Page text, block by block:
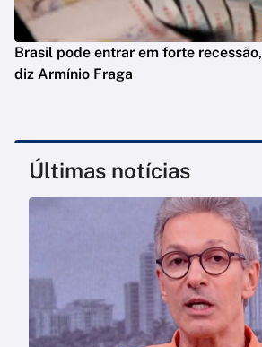
Brasil pode entrar em forte recessão,
diz Armínio Fraga
Últimas notícias